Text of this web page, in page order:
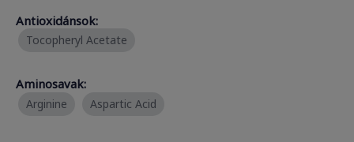
Antioxidánsok:
Tocopheryl Acetate
Aminosavak:
Arginine Aspartic Acid